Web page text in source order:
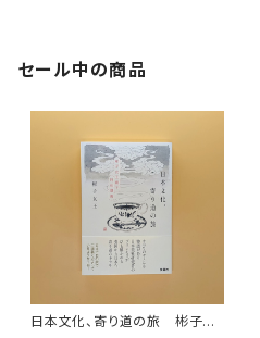
セール中の商品
日本文化、寄り道の旅 彬子女